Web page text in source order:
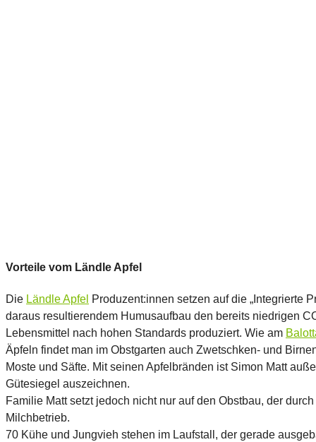
Vorteile vom Ländle Apfel
Die Ländle Apfel Produzent:innen setzen auf die „Integrierte
daraus resultierendem Humusaufbau den bereits niedrigen
Lebensmittel nach hohen Standards produziert. Wie am
Äpfeln findet man im Obstgarten auch Zwetschken- und
Moste und Säfte. Mit seinen Apfelbränden ist Simon Matt
Gütesiegel auszeichnen.
Familie Matt setzt jedoch nicht nur auf den Obstbau, der
Milchbetrieb.
70 Kühe und Jungvieh stehen im Laufstall, der gerade